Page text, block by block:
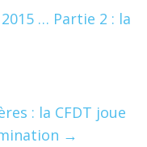
… Partie 2 : la
: la CFDT joue
→